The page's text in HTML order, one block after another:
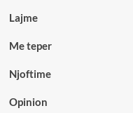
Lajme
Me teper
Njoftime
Opinion